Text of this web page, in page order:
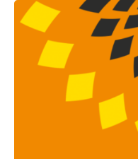
Перейти к